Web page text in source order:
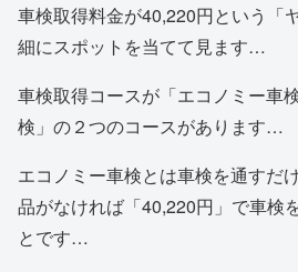
車検取得料金が40,220円という「
細にスポットを当てて見ます…
車検取得コースが「エコノミー車
検」の２つのコースがあります…
エコノミー車検とは車検を通すだ
品がなければ「40,220円」で車検
とです…